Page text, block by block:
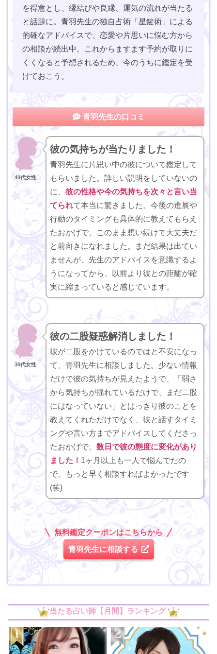
を得意とし、縁結びや良縁、運気の流れが当たる
と話題に。青羽先生の独自占術「星鍵術」による
的確なアドバイスで、恋愛や片思いに悩む方から
の相談が続出中。これからますます予約が取りに
くくなると予想されるため、今のうちに鑑定を受
けておこう。
青羽先生の口コミ
40代女性
彼の気持ちが当たりました！
青羽先生に片思い中の彼について鑑定して
もらいました。詳しい説明をしていないの
に、彼の性格や今の気持ちを次々と言い当
てられて本当に驚きました。今後の進展や
行動のタイミングも具体的に教えてもらえ
たおかげで、このまま想い続けて大丈夫だ
と前向きになれました。まだ結果は出てい
ませんが、先生のアドバイスを意識するよ
うになってから、以前より彼との距離が確
実に縮まっていると感じています。
30代女性
彼の二股疑惑解消しました！
彼が二股をかけているのではと不安になっ
て、青羽先生に相談しました。少ない情報
だけで彼の気持ちが見えたようで、「弱さ
から気持ちが揺れているだけで、まだ二股
にはなっていない」とはっきり彼のことを
教えてくれただけでなく、彼と話すタイミ
ングや言い方までアドバイスしてくださっ
たおかげで、数日で彼の態度に変化があり
ました！ 1ヶ月以上も一人で悩んでたの
で、もっと早く相談すればよかったです
(笑)
無料鑑定クーポンはこちらから
青羽先生に相談する
当たる占い師【月間】ランキング